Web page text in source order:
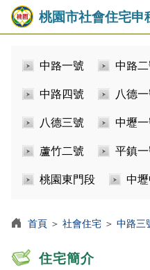
桃園市社會住宅申
中路一號 中路
中路四號 八德
八德三號 中壢
蘆竹二號 平鎮
桃園東門段 中
首頁 ＞ 社會住宅 ＞ 中路三
住宅簡介